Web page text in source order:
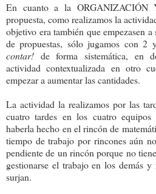
En cuanto a la
propuesta, como realizamos la
objetivo era también que empezasen
de propuestas, sólo jugamos con 2
contar! de forma sistemática, en
actividad contextualizada en otro
empezar a aumentar las cantidades.
La actividad la realizamos por las
cuatro tardes en los cuatro
haberla hecho en el rincón de
tiempo de trabajo por rincones aún
pendiente de un rincón porque no
gestionarse el trabajo en los demás
surjan.